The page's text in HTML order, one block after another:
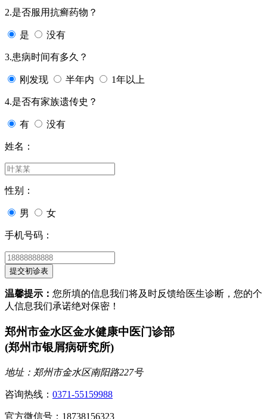
2.是否服用抗癣药物？
是 没有
3.患病时间有多久？
刚发现 半年内 1年以上
4.是否有家族遗传史？
有 没有
姓名：
性别：
男 女
手机号码：
温馨提示： 您所填的信息我们将及时反馈给医生诊断，您的个
人信息我们承诺绝对保密！
郑州市金水区金水健康中医门诊部
(郑州市银屑病研究所)
地址：郑州市金水区南阳路227号
咨询热线： 0371-55159988
官方微信号：18738156323